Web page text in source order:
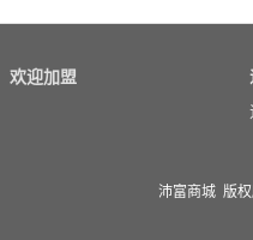
欢迎加盟
沛富商城 版